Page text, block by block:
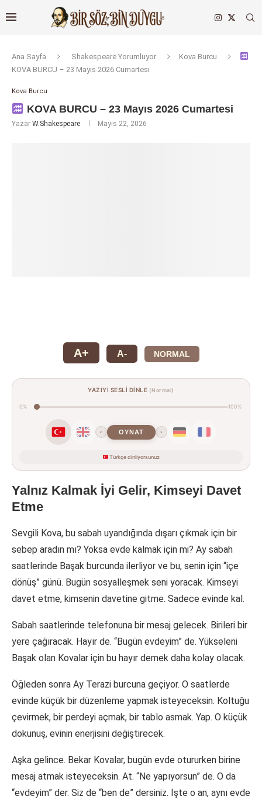
Ana Sayfa Shakespeare Yorumluyor
Kova Burcu
KOVA BURCU – 23 Mayıs 2026 Cumartesi
Kova Burcu
KOVA BURCU – 23 Mayıs 2026 Cumartesi
Yazar W.Shakespeare Mayıs 22, 2026
A+ A- NORMAL
YAZIYI SESLİ DİNLE (Normal)
0% 100%
‹ OYNAT ›
Türkçe dinliyorsunuz
Yalnız Kalmak İyi Gelir, Kimseyi Davet
Etme
Sevgili Kova, bu sabah uyandığında dışarı çıkmak için bir
sebep aradın mı? Yoksa evde kalmak için mi? Ay sabah
saatlerinde Başak burcunda ilerliyor ve bu, senin için “içe
dönüş” günü. Bugün sosyalleşmek seni yoracak. Kimseyi
davet etme, kimsenin davetine gitme. Sadece evinde kal.
Sabah saatlerinde telefonuna bir mesaj gelecek. Birileri bir
yere çağıracak. Hayır de. “Bugün evdeyim” de. Yükseleni
Başak olan Kovalar için bu hayır demek daha kolay olacak.
Öğleden sonra Ay Terazi burcuna geçiyor. O saatlerde
evinde küçük bir düzenleme yapmak isteyeceksin. Koltuğu
çevirmek, bir perdeyi açmak, bir tablo asmak. Yap. O küçük
dokunuş, evinin enerjisini değiştirecek.
Aşka gelince. Bekar Kovalar, bugün evde otururken birine
mesaj atmak isteyeceksin. At. “Ne yapıyorsun” de. O da
“evdeyim” der. Siz de “ben de” dersiniz. İşte o an, aynı evde